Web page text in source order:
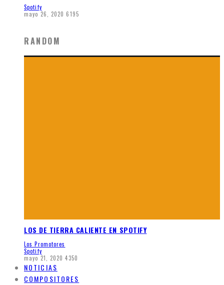
Spotify
mayo 26, 2020 6195
RANDOM
LOS DE TIERRA CALIENTE EN SPOTIFY
Los Promotores
Spotify
mayo 21, 2020 4350
NOTICIAS
COMPOSITORES